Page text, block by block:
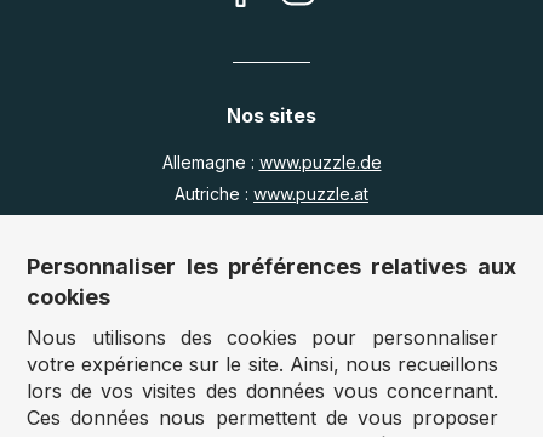
Nos sites
Allemagne : www.puzzle.de
Autriche : www.puzzle.at
Royaume Uni :
www.jigsawpuzzle.co.uk
Accès revendeurs / détaillants
Vous avez un magasin ?
Vous souhaitez accéder à nos prix revendeurs ?
Personnaliser les préférences relatives aux
cookies
Nous utilisons des cookies pour personnaliser
votre expérience sur le site. Ainsi, nous recueillons
lors de vos visites des données vous concernant.
Ces données nous permettent de vous proposer